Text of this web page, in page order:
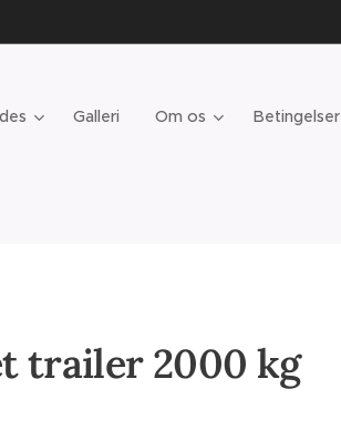
Galleri Om os Betingelser
trailer 2000 kg